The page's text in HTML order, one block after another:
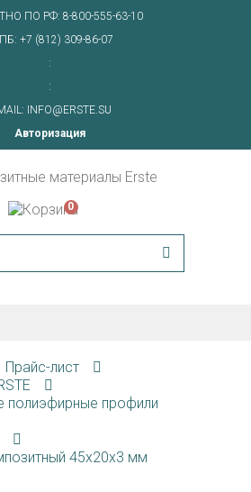
ПО РФ: 8-800-555-63-10
+7 (812) 309-86-07
:
:
INFO@ERSTE.SU
Авторизация
0
Прайс-лист
полиэфирные профили
45х20х3 мм